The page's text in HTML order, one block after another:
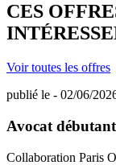
CES
Voir toutes les offres
publié le - 02/06/
Avocat
Collaboration Paris